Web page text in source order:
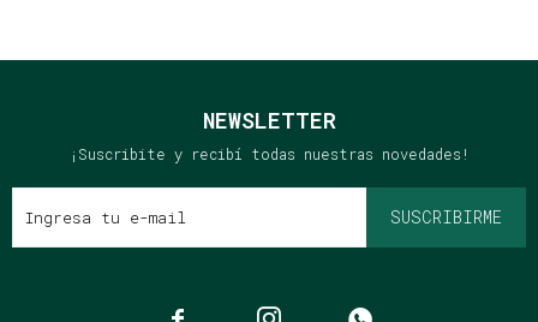
NEWSLETTER
¡Suscribite y recibí todas nuestras novedades!
SUSCRIBIRME